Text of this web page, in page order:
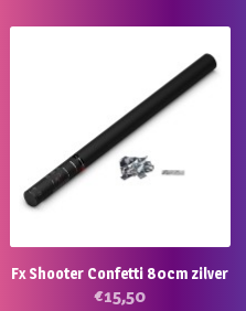
Fx Shooter Confetti 80cm zilver
€15,50